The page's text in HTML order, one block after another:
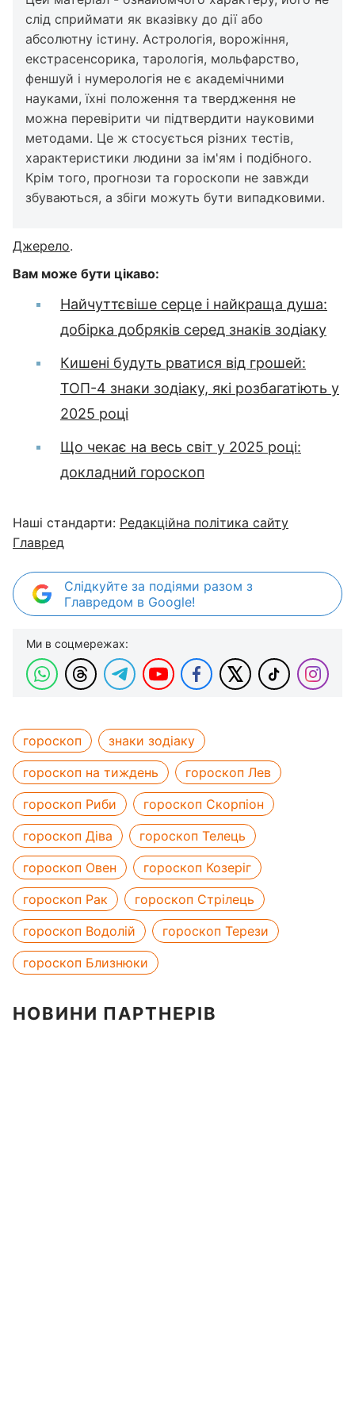
слід сприймати як вказівку до дії або
абсолютну істину. Астрологія, ворожіння,
екстрасенсорика, тарологія, мольфарство,
феншуй і нумерологія не є академічними
науками, їхні положення та твердження не
можна перевірити чи підтвердити науковими
методами. Це ж стосується різних тестів,
характеристики людини за ім'ям і подібного.
Крім того, прогнози та гороскопи не завжди
збуваються, а збіги можуть бути випадковими.
Джерело.
Вам може бути цікаво:
Найчуттєвіше серце і найкраща душа:
добірка добряків серед знаків зодіаку
Кишені будуть рватися від грошей:
ТОП-4 знаки зодіаку, які розбагатіють у
2025 році
Що чекає на весь світ у 2025 році:
докладний гороскоп
Наші стандарти: Редакційна політика сайту
Главред
Слідкуйте за подіями разом з
Главредом в Google!
Ми в соцмережах:
гороскоп
знаки зодіаку
гороскоп на тиждень
гороскоп Лев
гороскоп Риби
гороскоп Скорпіон
гороскоп Діва
гороскоп Телець
гороскоп Овен
гороскоп Козеріг
гороскоп Рак
гороскоп Стрілець
гороскоп Водолій
гороскоп Терези
гороскоп Близнюки
НОВИНИ ПАРТНЕРІВ